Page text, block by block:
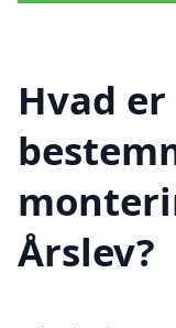
Hvad
Årslev?